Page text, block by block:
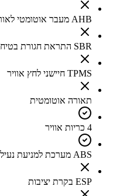
AHB מעבר אוטומטי לאורות גבוהים
SBR התראת חגורת בטיחות
TPMS חיישני לחץ אוויר
תאורה אוטומטית
4 כריות אוויר
ABS מערכת למניעת נעילת גלגלים
ESP בקרת יציבות